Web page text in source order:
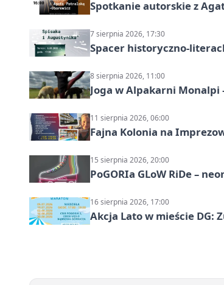
Spotkanie autorskie z
7 sierpnia 2026, 17:30
Spacer historyczno-
8 sierpnia 2026, 11:00
Joga w Alpakarni Monalpi
11 sierpnia 2026, 06:00
Fajna Kolonia na
15 sierpnia 2026, 20:00
PoGORIa GLoW RiDe –
16 sierpnia 2026, 17:00
Akcja Lato w mieście DG: